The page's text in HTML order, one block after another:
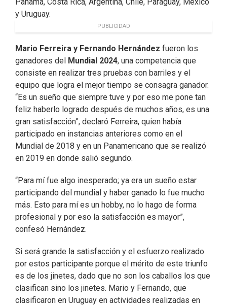
Panamá, Costa Rica, Argentina, Chile, Paraguay, México
y Uruguay.
PUBLICIDAD
Mario Ferreira y Fernando Hernández fueron los
ganadores del
Mundial 2024, una competencia que
consiste en realizar tres pruebas con barriles y el
equipo que logra el mejor tiempo se consagra ganador.
“Es un sueño que siempre tuve y por eso me pone tan
feliz haberlo logrado después de muchos años, es una
gran satisfacción”, declaró Ferreira, quien había
participado en instancias anteriores como en el
Mundial de 2018 y en un Panamericano que se realizó
en 2019 en donde salió segundo.
“Para mí fue algo inesperado; ya era un sueño estar
participando del mundial y haber ganado lo fue mucho
más. Esto para mí es un hobby, no lo hago de forma
profesional y por eso la satisfacción es mayor”,
confesó Hernández.
Si será grande la satisfacción y el esfuerzo realizado
por estos participante porque el mérito de este triunfo
es de los jinetes, dado que no son los caballos los que
clasifican sino los jinetes. Mario y Fernando, que
clasificaron en Uruguay en actividades realizadas en